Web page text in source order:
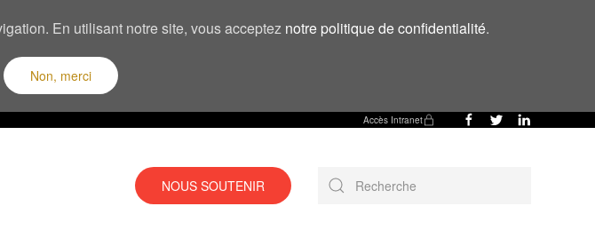
En utilisant notre site, vous acceptez notre politique de confidentialité.
Non, merci
Accès Intranet
NOUS SOUTENIR